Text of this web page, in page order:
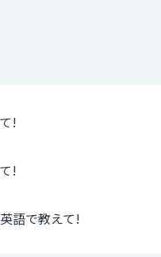
!
!
語で教えて!